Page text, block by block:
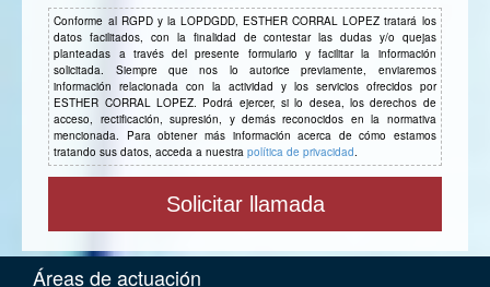
Conforme al RGPD y la LOPDGDD, ESTHER CORRAL LOPEZ tratará los
datos facilitados, con la finalidad de contestar las dudas y/o quejas
planteadas a través del presente formulario y facilitar la información
solicitada. Siempre que nos lo autorice previamente, enviaremos
información relacionada con la actividad y los servicios ofrecidos por
ESTHER CORRAL LOPEZ. Podrá ejercer, si lo desea, los derechos de
acceso, rectificación, supresión, y demás reconocidos en la normativa
mencionada. Para obtener más información acerca de cómo estamos
tratando sus datos, acceda a nuestrapolítica de privacidad
Áreas de actuación